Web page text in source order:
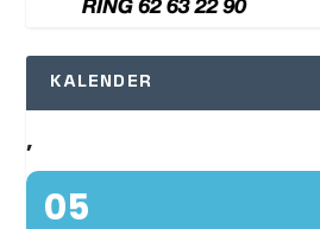
KALENDER
,
05